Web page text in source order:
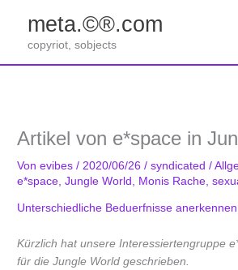
springen
meta.©®.com
copyriot, sobjects
Artikel von e*space in
Vonevibes/ 2020/06/26/syndicated /
e*space ,Jungle World Monis Rache ,
Unterschiedliche Beduerfnisse anerkennen
Kürzlich hat unsere Interessiertengruppe
für die Jungle World geschrieben.